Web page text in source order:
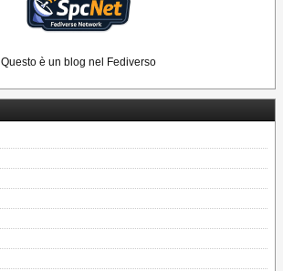
Questo è un blog nel Fediverso